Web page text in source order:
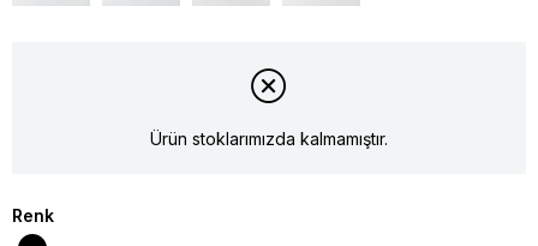
Ürün stoklarımızda kalmamıştır.
Renk